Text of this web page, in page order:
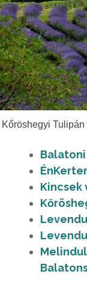
Kőröshegyi
Kincsek